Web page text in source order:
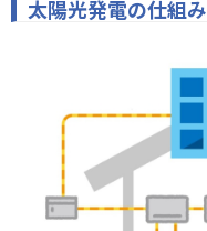
太陽光発電の仕組み